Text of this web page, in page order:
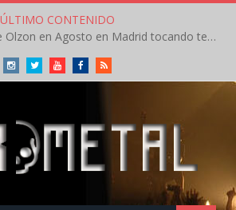
ÚLTIMO CONTENIDO
Concierto de Anette Olzon en Agosto en Madrid tocando temas de Nightwish
InstagramTwitterYoutubeFacebookRSS